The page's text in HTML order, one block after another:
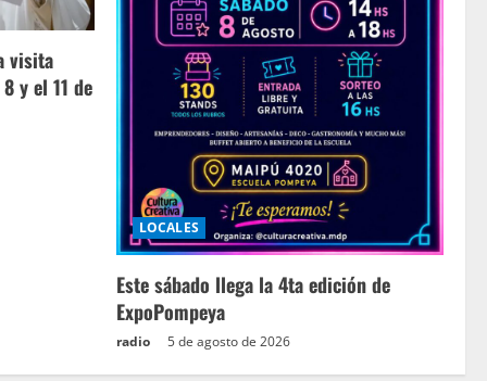
visita
y el 11 de
LOCALES
Este sábado llega la 4ta edición de
ExpoPompeya
radio 5 de agosto de 2026